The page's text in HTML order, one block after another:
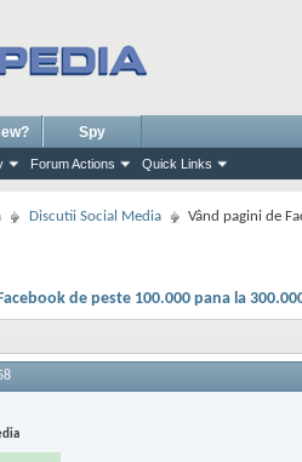
Forum Actions Quick Links
Spy
Discutii Social Media Vând pagini de
de peste 100.000 pana la